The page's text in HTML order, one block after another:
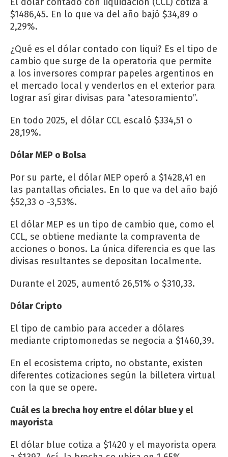
$1486,45. En lo que va del año bajó $34,89 o
2,29%.
¿Qué es el dólar contado con liqui? Es el tipo de
cambio que surge de la operatoria que permite
a los inversores comprar papeles argentinos en
el mercado local y venderlos en el exterior para
lograr así girar divisas para “atesoramiento”.
En todo 2025, el dólar CCL escaló $334,51 o
28,19%.
Dólar MEP o Bolsa
Por su parte, el dólar MEP operó a $1428,41 en
las pantallas oficiales. En lo que va del año bajó
$52,33 o -3,53%.
El dólar MEP es un tipo de cambio que, como el
CCL, se obtiene mediante la compraventa de
acciones o bonos. La única diferencia es que las
divisas resultantes se depositan localmente.
Durante el 2025, aumentó 26,51% o $310,33.
Dólar Cripto
El tipo de cambio para acceder a dólares
mediante criptomonedas se negocia a $1460,39.
En el ecosistema cripto, no obstante, existen
diferentes cotizaciones según la billetera virtual
con la que se opere.
Cuál es la brecha hoy entre el dólar blue y el
mayorista
El dólar blue cotiza a $1420 y el mayorista opera